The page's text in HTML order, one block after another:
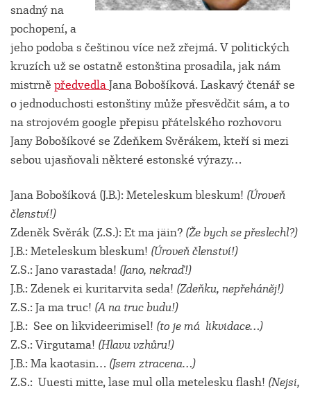
snadný na
pochopení, a
jeho podoba s češtinou více než zřejmá. V politických
kruzích už se ostatně estonština prosadila, jak nám
mistrně předvedlaJana Bobošíková. Laskavý čtenář se
o jednoduchosti estonštiny může přesvědčit sám, a to
na strojovém google přepisu přátelského rozhovoru
Jany Bobošíkové se Zdeňkem Svěrákem, kteří si mezi
sebou ujasňovali některé estonské výrazy…
Jana Bobošíková (J.B.): Meteleskum bleskum! (Úroveň
členství!)
Zdeněk Svěrák (Z.S.): Et ma jäin? (Že bych se přeslechl?)
J.B.: Meteleskum bleskum! (Úroveň členství!)
Z.S.: Jano varastada! (Jano, nekraď!)
J.B.: Zdenek ei kuritarvita seda! (Zdeňku, nepřeháněj!)
Z.S.: Ja ma truc! (A na truc budu!)
J.B.: See on likvideerimisel! (to je má likvidace…)
Z.S.: Virgutama! (Hlavu vzhůru!)
J.B.: Ma kaotasin… (Jsem ztracena…)
Z.S.: Uuesti mitte, lase mul olla metelesku flash! (Nejsi,